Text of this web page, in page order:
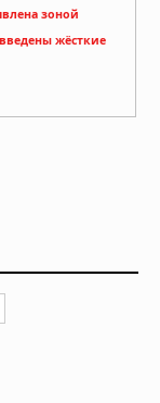
зоной
жёсткие